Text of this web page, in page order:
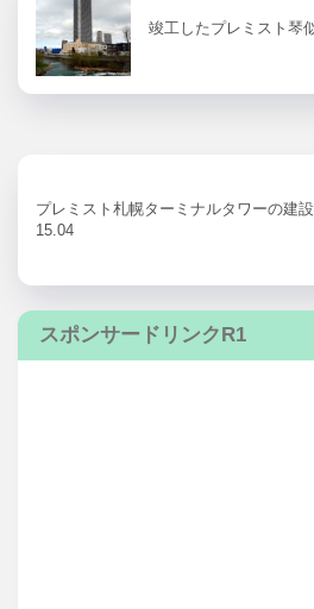
竣工したプレミスト琴
プレミスト札幌ターミナルタワーの建
15.04
スポンサードリンクR1